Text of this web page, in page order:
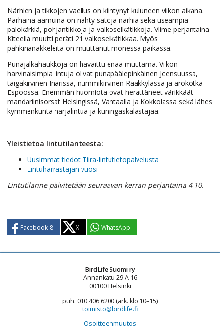
Närhien ja tikkojen vaellus on kiihtynyt kuluneen viikon aikana.
Parhaina aamuina on nähty satoja närhiä sekä useampia
palokärkiä, pohjantikkoja ja valkoselkätikkoja. Viime perjantaina
Kiteellä muutti peräti 21 valkoselkätikkaa. Myös
pähkinänakkeleita on muuttanut monessa paikassa.
Punajalkahaukkoja on havaittu enää muutama. Viikon
harvinaisimpia lintuja olivat punapäälepinkäinen Joensuussa,
taigakirvinen Inarissa, nummikirvinen Rääkkylässä ja arokotka
Espoossa. Enemmän huomiota ovat herättäneet värikkäät
mandariinisorsat Helsingissä, Vantaalla ja Kokkolassa sekä lähes
kymmenkunta harjalintua ja kuningaskalastajaa.
Yleistietoa lintutilanteesta:
Uusimmat tiedot Tiira-lintutietopalvelusta
Lintuharrastajan vuosi
Lintutilanne päivitetään seuraavan kerran perjantaina 4.10.
Facebook 8 X WhatsApp
BirdLife Suomi ry
Annankatu 29 A 16
00100 Helsinki
puh. 010 406 6200 (ark. klo 10–15)
toimisto@birdlife.fi
Osoitteenmuutos